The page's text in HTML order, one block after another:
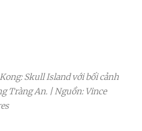
Skull Island với bối cảnh
Tràng An. | Nguồn: Vince